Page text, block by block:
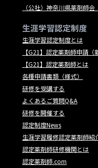
（公社）神奈川県薬剤師
生涯学習認定制度
生涯学習認定制度とは
【G21】認定薬剤師申請（
【G21】認定薬剤師とは
各種申請書類（様式）
研修を受講する
よくあるご質問Q&A
研修を開催する
認定制度News
生涯学習履修認定薬剤師紹
認定薬剤師研修機関とは
認定薬剤師.com